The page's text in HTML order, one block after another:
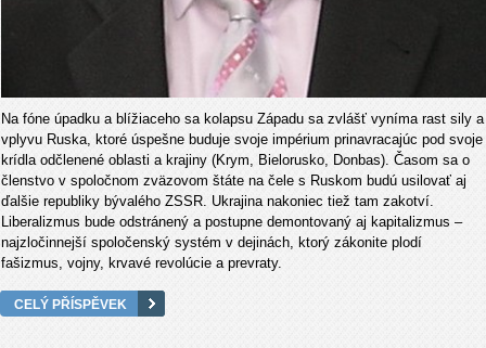
Na fóne úpadku a blížiaceho sa kolapsu Západu sa zvlášť vyníma rast sily a
vplyvu Ruska, ktoré úspešne buduje svoje impérium prinavracajúc pod svoje
krídla odčlenené oblasti a krajiny (Krym, Bielorusko, Donbas). Časom sa o
členstvo v spoločnom zväzovom štáte na čele s Ruskom budú usilovať aj
ďalšie republiky bývalého ZSSR. Ukrajina nakoniec tiež tam zakotví.
Liberalizmus bude odstránený a postupne demontovaný aj kapitalizmus –
najzločinnejší spoločenský systém v dejinách, ktorý zákonite plodí
fašizmus, vojny, krvavé revolúcie a prevraty.
CELÝ PŘÍSPĚVEK